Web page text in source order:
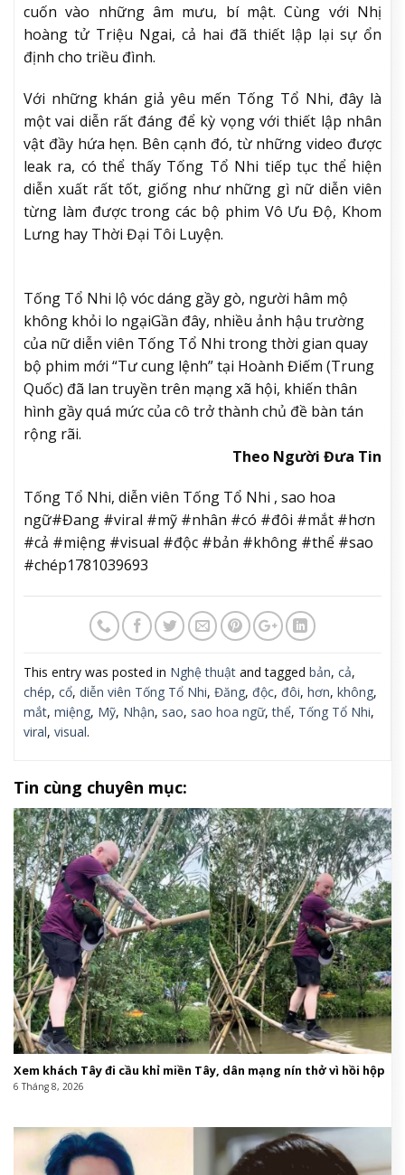
cuốn vào những âm mưu, bí mật. Cùng với Nhị
hoàng tử Triệu Ngai, cả hai đã thiết lập lại sự ổn
định cho triều đình.
Với những khán giả yêu mến Tống Tổ Nhi, đây là
một vai diễn rất đáng để kỳ vọng với thiết lập nhân
vật đầy hứa hẹn. Bên cạnh đó, từ những video được
leak ra, có thể thấy Tống Tổ Nhi tiếp tục thể hiện
diễn xuất rất tốt, giống như những gì nữ diễn viên
từng làm được trong các bộ phim Vô Ưu Độ, Khom
Lưng hay Thời Đại Tôi Luyện.
Tống Tổ Nhi lộ vóc dáng gầy gò, người hâm mộ
không khỏi lo ngạiGần đây, nhiều ảnh hậu trường
của nữ diễn viên Tống Tổ Nhi trong thời gian quay
bộ phim mới “Tư cung lệnh” tại Hoành Điếm (Trung
Quốc) đã lan truyền trên mạng xã hội, khiến thân
hình gầy quá mức của cô trở thành chủ đề bàn tán
rộng rãi.
Theo Người Đưa Tin
Tống Tổ Nhi, diễn viên Tống Tổ Nhi , sao hoa
ngữ#Đang #viral #mỹ #nhân #có #đôi #mắt #hơn
#cả #miệng #visual #độc #bản #không #thể #sao
#chép1781039693
This entry was posted in Nghệ thuật and tagged bản, cả,
chép, cổ, diễn viên Tống Tổ Nhi, Đăng, độc, đôi, hơn, không,
mắt, miệng, Mỹ, Nhận, sao, sao hoa ngữ,thể, Tống Tổ Nhi,
viral, visual.
Tin cùng chuyên mục:
Xem khách Tây đi cầu khỉ miền Tây, dân mạng nín thở vì hồi hộp
6 Tháng 8, 2026